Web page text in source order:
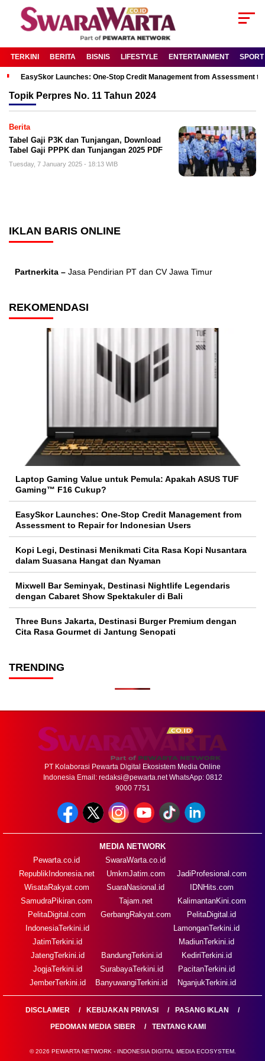
TERKINI BERITA BISNIS LIFESTYLE ENTERTAINMENT SPORT
EasySkor Launches: One-Stop Credit Management from Assessment
Topik Perpres No. 11 Tahun 2024
Berita
Tabel Gaji P3K dan Tunjangan, Download
Tabel Gaji PPPK dan Tunjangan 2025 PDF
Tuesday, 7 January 2025 - 18:13 WIB
IKLAN BARIS ONLINE
Partnerkita – Jasa Pendirian PT dan CV Jawa Timur
REKOMENDASI
Laptop Gaming Value untuk Pemula: Apakah ASUS TUF
Gaming™ F16 Cukup?
EasySkor Launches: One-Stop Credit Management from
Assessment to Repair for Indonesian Users
Kopi Legi, Destinasi Menikmati Cita Rasa Kopi Nusantara
dalam Suasana Hangat dan Nyaman
Mixwell Bar Seminyak, Destinasi Nightlife Legendaris
dengan Cabaret Show Spektakuler di Bali
Three Buns Jakarta, Destinasi Burger Premium dengan
Cita Rasa Gourmet di Jantung Senopati
TRENDING
PT Kolaborasi Pewarta Digital Ekosistem Media Online
Indonesia Email: redaksi@pewarta.netWhatsApp: 0812
9000 7751
MEDIA NETWORK
Pewarta.co.id
RepublikIndonesia.net
WisataRakyat.com
SamudraPikiran.com
PelitaDigital.com
SwaraWarta.co.id
UmkmJatim.com
SuaraNasional.id
Tajam.net
GerbangRakyat.com
JadiProfesional.com
IDNHits.com
KalimantanKini.com
PelitaDigital.id
IndonesiaTerkini.id
JatimTerkini.id
JatengTerkini.id
JogjaTerkini.id
JemberTerkini.id
BandungTerkini.id
SurabayaTerkini.id
BanyuwangiTerkini.id
LamonganTerkini.id
MadiunTerkini.id
KediriTerkini.id
PacitanTerkini.id
NganjukTerkini.id
DISCLAIMER KEBIJAKAN PRIVASI
PASANG IKLAN
PEDOMAN MEDIA SIBER
TENTANG KAMI
© 2026 PEWARTA NETWORK - INDONESIA DIGITAL MEDIA ECOSYSTEM.